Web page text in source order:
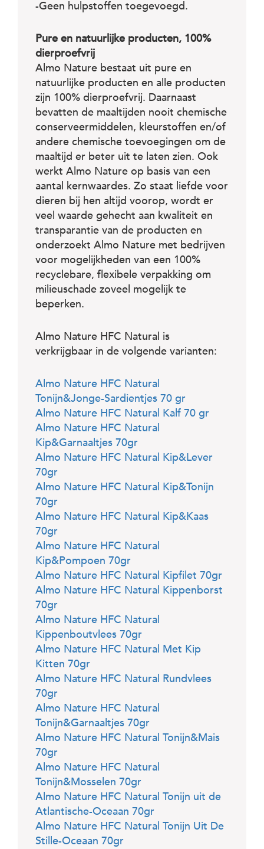
-Geen hulpstoffen toegevoegd.
Pure en natuurlijke producten, 100%
dierproefvrij
Almo Nature bestaat uit pure en
natuurlijke producten en alle producten
zijn 100% dierproefvrij. Daarnaast
bevatten de maaltijden nooit chemische
conserveermiddelen, kleurstoffen en/of
andere chemische toevoegingen om de
maaltijd er beter uit te laten zien. Ook
werkt Almo Nature op basis van een
aantal kernwaardes. Zo staat liefde voor
dieren bij hen altijd voorop, wordt er
veel waarde gehecht aan kwaliteit en
transparantie van de producten en
onderzoekt Almo Nature met bedrijven
voor mogelijkheden van een 100%
recyclebare, flexibele verpakking om
milieuschade zoveel mogelijk te
beperken.
Almo Nature HFC Natural is
verkrijgbaar in de volgende varianten:
Almo Nature HFC Natural
Tonijn&Jonge-Sardientjes 70 gr
Almo Nature HFC Natural Kalf 70 gr
Almo Nature HFC Natural
Kip&Garnaaltjes 70gr
Almo Nature HFC Natural Kip&Lever
70gr
Almo Nature HFC Natural Kip&Tonijn
70gr
Almo Nature HFC Natural Kip&Kaas
70gr
Almo Nature HFC Natural
Kip&Pompoen 70gr
Almo Nature HFC Natural Kipfilet 70gr
Almo Nature HFC Natural Kippenborst
70gr
Almo Nature HFC Natural
Kippenboutvlees 70gr
Almo Nature HFC Natural Met Kip
Kitten 70gr
Almo Nature HFC Natural Rundvlees
70gr
Almo Nature HFC Natural
Tonijn&Garnaaltjes 70gr
Almo Nature HFC Natural Tonijn&Mais
70gr
Almo Nature HFC Natural
Tonijn&Mosselen 70gr
Almo Nature HFC Natural Tonijn uit de
Atlantische-Oceaan 70gr
Almo Nature HFC Natural Tonijn Uit De
Stille-Oceaan 70gr